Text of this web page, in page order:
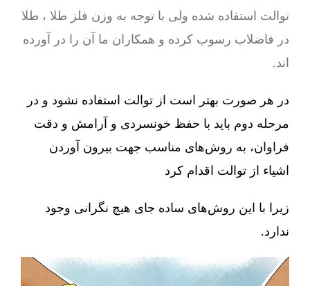
توالت استفاده شده ولی با توجه به وزن فلز طلا ، طلا
در فاضلاب رسوب کرده و همکاران ما آن را در آورده
اند.
در هر صورت بهتر است از توالت استفاده نشود و در
مرحله دوم باید با حفظ خونسردی و آرامش و دقت
فراوان، به روش‌های مناسب جهت بیرون آوردن
اشیاء از توالت اقدام کرد
زیرا با این روش‌های ساده جای هیچ نگرانی وجود
ندارد.